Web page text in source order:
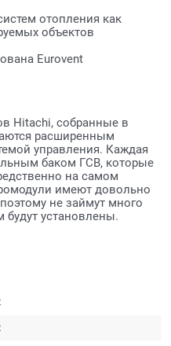
отопления как
объектов
Eurovent
Hitachi, собранные в
расширенным
управления. Каждая
баком ГСВ, которые
на самом
имеют довольно
не займут много
установлены.